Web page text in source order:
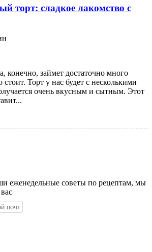
торт: сладкое лакомство с
конечно, займет достаточно много
Торт у нас будет с несколькими
очень вкусным и сытным. Этот
еженедельные советы по рецептам, мы